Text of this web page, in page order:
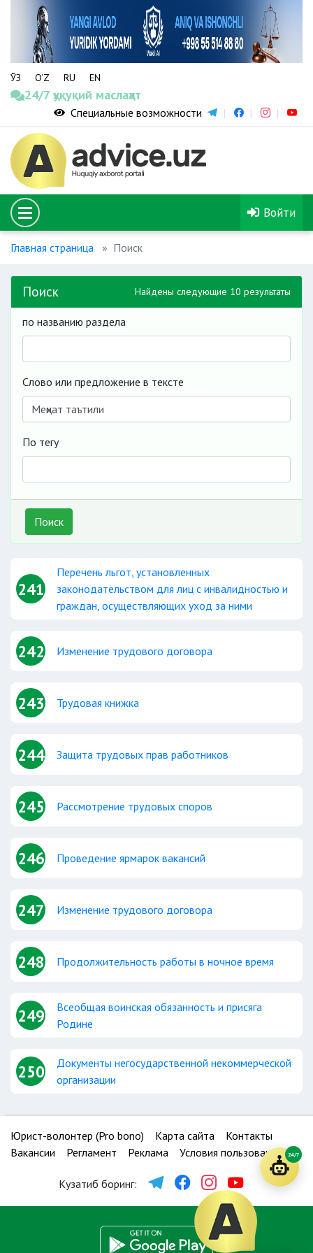
ЎЗ O‘Z RU EN
24/7 ҳуқуқий маслаҳат
Специальные возможности
Войти
Главная страница Поиск
Поиск Найдены следующие 10 результаты
по названию раздела
Слово или предложение в тексте
По тегу
Поиск
241
Перечень льгот, установленных
законодательством для лиц с инвалидностью и
граждан, осуществляющих уход за ними
242 Изменение трудового договора
243 Трудовая книжка
244 Защита трудовых прав работников
245 Рассмотрение трудовых споров
246 Проведение ярмарок вакансий
247 Изменение трудового договора
248 Продолжительность работы в ночное время
249
Всеобщая воинская обязанность и присяга
Родине
250
Документы негосударственной некоммерческой
организации
Юрист-волонтер (Pro bono) Карта сайта
Контакты
Вакансии
Регламент Реклама Условия пользования
Кузатиб боринг:
24/7